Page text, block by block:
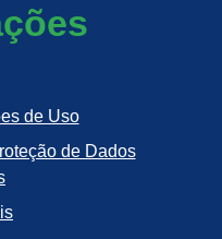
de Uso
de Dados